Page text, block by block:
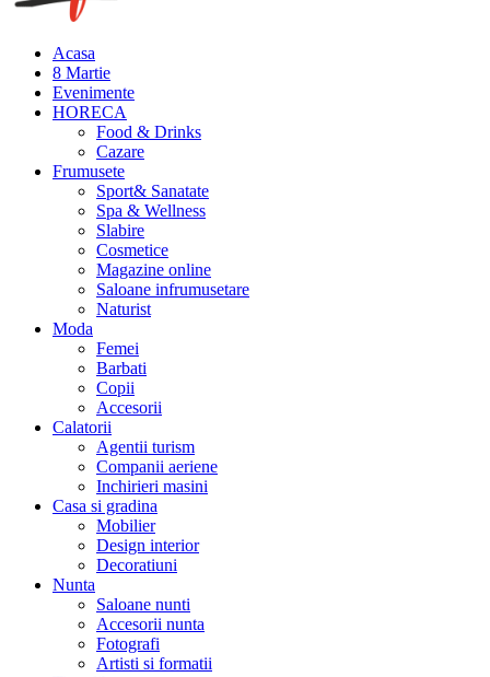
Acasa
8 Martie
Evenimente
HORECA
Food & Drinks
Cazare
Frumusete
Sport& Sanatate
Spa & Wellness
Slabire
Cosmetice
Magazine online
Saloane infrumusetare
Naturist
Moda
Femei
Barbati
Copii
Accesorii
Calatorii
Agentii turism
Companii aeriene
Inchirieri masini
Casa si gradina
Mobilier
Design interior
Decoratiuni
Nunta
Saloane nunti
Accesorii nunta
Fotografi
Artisti si formatii